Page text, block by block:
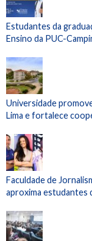
Estudantes da
Ensino da PUC-
Universidade
Lima e fortalece
Faculdade de
aproxima estudantes